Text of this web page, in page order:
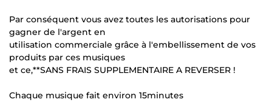
Par conséquent vous avez toutes les autorisations pour
gagner de l'argent en
utilisation commerciale grâce à l'embellissement de vos
produits par ces musiques
et ce,**SANS FRAIS SUPPLEMENTAIRE A REVERSER !
Chaque musique fait environ 15minutes